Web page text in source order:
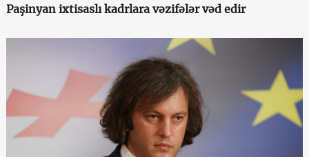
Paşinyan ixtisaslı kadrlara vəzifələr vəd edir